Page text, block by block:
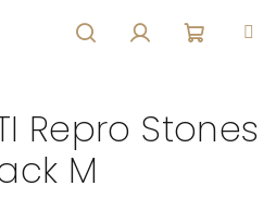
košík
Repro Stones
M